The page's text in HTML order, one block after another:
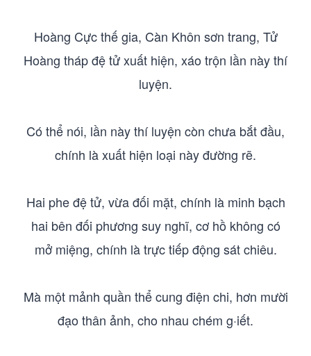
Hoàng Cực thế gia, Càn Khôn sơn trang, Tử
Hoàng tháp đệ tử xuất hiện, xáo trộn lần này thí
luyện.
Có thể nói, lần này thí luyện còn chưa bắt đầu,
chính là xuất hiện loại này đường rẽ.
Hai phe đệ tử, vừa đối mặt, chính là minh bạch
hai bên đối phương suy nghĩ, cơ hồ không có
mở miệng, chính là trực tiếp động sát chiêu.
Mà một mảnh quần thể cung điện chi, hơn mười
đạo thân ảnh, cho nhau chém g·iết.